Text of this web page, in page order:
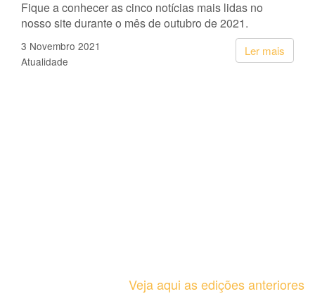
Fique a conhecer as cinco notícias mais lidas no
nosso site durante o mês de outubro de 2021.
Ler mais
3 Novembro 2021
Atualidade
Veja aqui as edições anteriores